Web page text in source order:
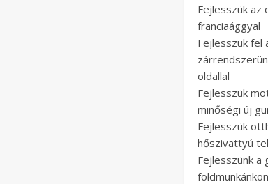
Fejlesszük az
franciaággyal
Fejlesszük fel
oldallal
Fejlesszük
minőségi új
Fejlesszük
hőszivattyú
Fejlesszünk a